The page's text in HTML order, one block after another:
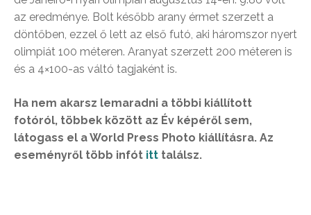
az eredménye. Bolt később arany érmet szerzett a
döntőben, ezzel ő lett az első futó, aki háromszor nyert
olimpiát 100 méteren. Aranyat szerzett 200 méteren is
és a 4×100-as váltó tagjaként is.
Ha nem akarsz lemaradni a többi kiállított
fotóról, többek között az Év képéről sem,
látogass el a World Press Photo kiállításra. Az
eseményről több infót itt találsz.